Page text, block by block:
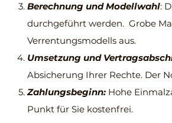
Berechnung und Modellwahl:
durchgeführt werden. Grobe
Verrentungsmodells aus.
Umsetzung und
Absicherung Ihrer Rechte. Der
Zahlungsbeginn: Hohe
Punkt für Sie kostenfrei.